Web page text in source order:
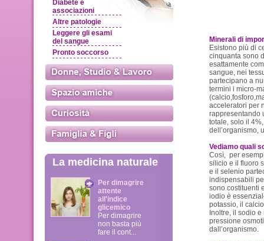
Diabete e
associazioni
Altre patologie
Leggere gli esami
del sangue
Pronto soccorso
La medicina naturale
Per dimagrire
attente
all'indice
glicemico
Per dimagrire
non basta più
fare il cont...
Minerali di
Esistono più di
cinquanta sono
esattamente
sangue, nei
partecipano a
termini i micro-
acceleratori per
rappresentando
totale, solo il
dell’organismo,
Vediamo quali
Così, per
silicio e il fluoro
e il selenio
indispensabili
sono costituenti
iodio è
potassio, il
Inoltre, il sodio
pressione
dall’organismo.